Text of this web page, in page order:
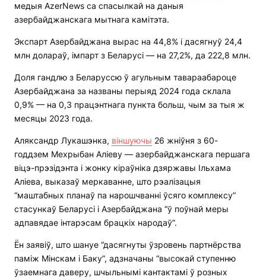
медыя AzerNews са спасылкай на даныя
азербайджанскага мытнага камітэта.
Экспарт Азербайджана вырас на 44,8% і дасягнуў 24,4
млн долараў, імпарт з Беларусі — на 27,2%, да 222,8 млн.
Доля гандлю з Беларуссю ў агульным тавараабароце
Азербайджана за названы перыяд 2024 года склала
0,9% — на 0,3 працэнтнага пункта больш, чым за тыя ж
месяцы 2023 года.
Аляксандр Лукашэнка, віншуючы 26 жніўня з 60-
годдзем Мехрыбан Аліеву — азербайджанскага першага
віцэ-прэзідэнта і жонку кіраўніка дзяржавы Ільхама
Аліева, выказаў меркаванне, што рэалізацыя
“маштабных планаў па нарошчванні ўсяго комплексу”
стасункаў Беларусі і Азербайджана “ў поўнай меры
адпавядае інтарэсам брацкіх народаў”.
Ён заявіў, што шануе “дасягнуты ўзровень партнёрства
паміж Мінскам і Баку”, адзначаны “высокай ступенню
ўзаемнага даверу, шчыльнымі кантактамі ў розных